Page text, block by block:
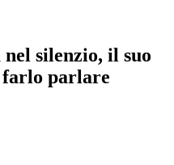
silenzio, il suo
farlo parlare